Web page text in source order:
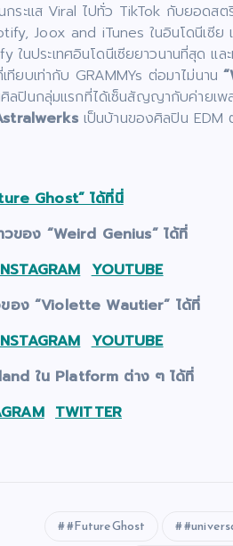
กระแส Viral ไปทั่ว TikTok กับยอดสต
Joox and iTunes ในอินโดนีเซีย แ
ประเทศอินโดนีเซียยาวนานที่สุด และ
ทียบเท่ากับ GRAMMYs ต่อมาไม่นาน
ศิลปินกลุ่มแรกที่ได้เซ็นสัญญากับค่ายเ
เป็นบ้านของศิลปิน EDM
Ghost” ได้ที่นี่
วของ “Weird Genius” ได้ที่
YOUTUBE
อง “Violette Wautier” ได้ที่
YOUTUBE
ใน Platform ต่าง ๆ ได้ที่
TWITTER
#FutureGhost